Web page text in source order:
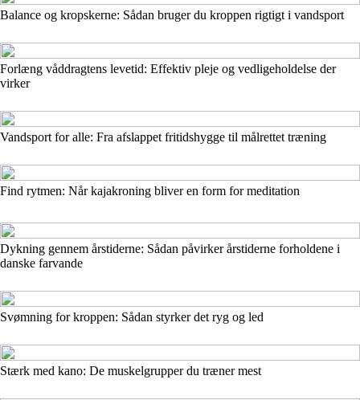
Balance og kropskerne: Sådan bruger du kroppen rigtigt i vandsport
Forlæng våddragtens levetid: Effektiv pleje og vedligeholdelse der
virker
Vandsport for alle: Fra afslappet fritidshygge til målrettet træning
Find rytmen: Når kajakroning bliver en form for meditation
Dykning gennem årstiderne: Sådan påvirker årstiderne forholdene i
danske farvande
Svømning for kroppen: Sådan styrker det ryg og led
Stærk med kano: De muskelgrupper du træner mest